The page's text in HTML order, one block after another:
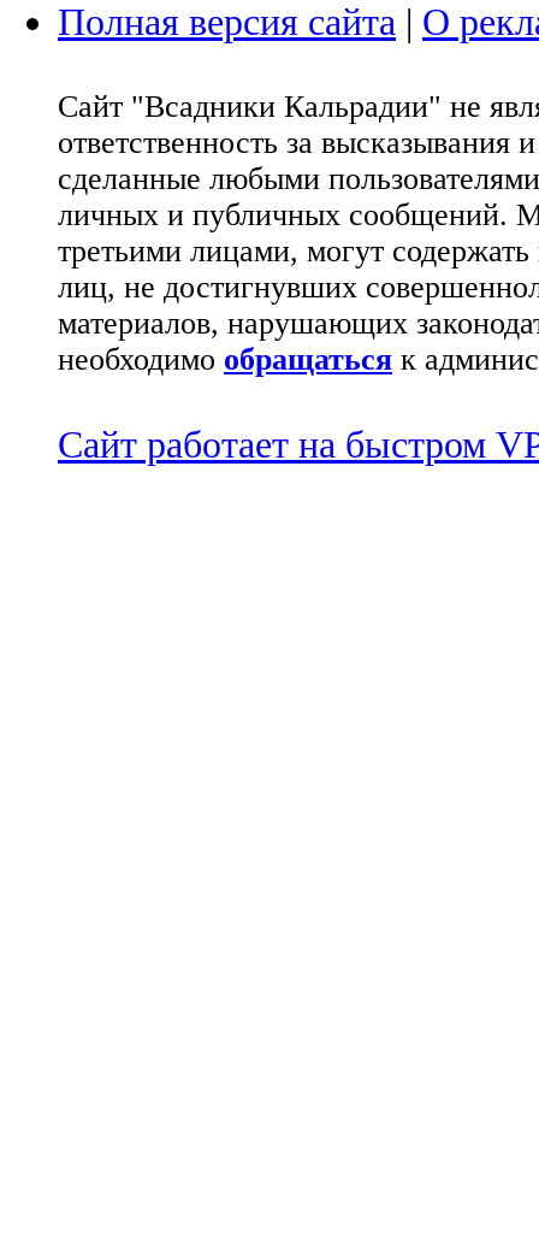
Полная версия сайта | О
Сайт "Всадники Кальрадии" не
ответственность за
сделанные любыми
личных и публичных сообщений.
третьими лицами, могут
лиц, не достигнувших
материалов, нарушающих
необходимо обращаться к
Сайт работает на быстром